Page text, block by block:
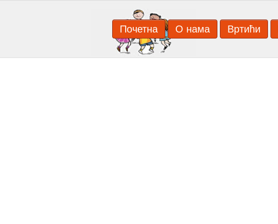
Почетна О нама Вртићи